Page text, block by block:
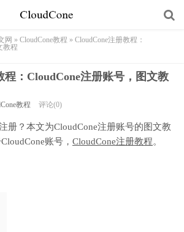
网 » CloudCone教程 » CloudCone注册教程：
教程
程：CloudCone注册账号，图文教
教程 评论(0)
册？本文为CloudCone注册账号的图文教
账号， CloudCone注册教程。